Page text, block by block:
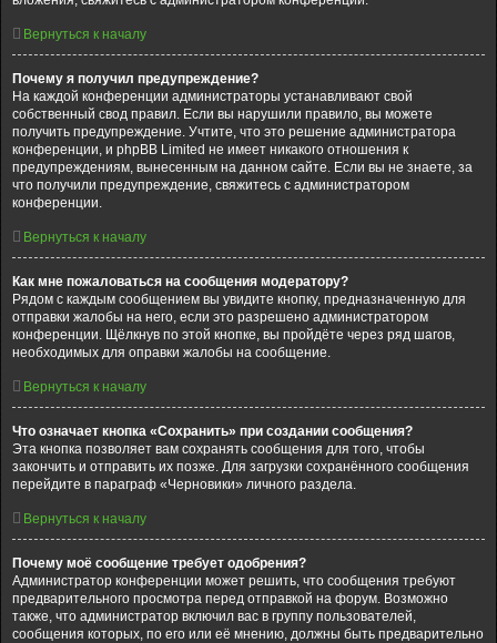
Вернуться к началу
Почему я получил предупреждение?
На каждой конференции администраторы устанавливают свой
собственный свод правил. Если вы нарушили правило, вы можете
получить предупреждение. Учтите, что это решение администратора
конференции, и phpBB Limited не имеет никакого отношения к
предупреждениям, вынесенным на данном сайте. Если вы не знаете, за
что получили предупреждение, свяжитесь с администратором
конференции.
Вернуться к началу
Как мне пожаловаться на сообщения модератору?
Рядом с каждым сообщением вы увидите кнопку, предназначенную для
отправки жалобы на него, если это разрешено администратором
конференции. Щёлкнув по этой кнопке, вы пройдёте через ряд шагов,
необходимых для оправки жалобы на сообщение.
Вернуться к началу
Что означает кнопка «Сохранить» при создании сообщения?
Эта кнопка позволяет вам сохранять сообщения для того, чтобы
закончить и отправить их позже. Для загрузки сохранённого сообщения
перейдите в параграф «Черновики» личного раздела.
Вернуться к началу
Почему моё сообщение требует одобрения?
Администратор конференции может решить, что сообщения требуют
предварительного просмотра перед отправкой на форум. Возможно
также, что администратор включил вас в группу пользователей,
сообщения которых, по его или её мнению, должны быть предварительно